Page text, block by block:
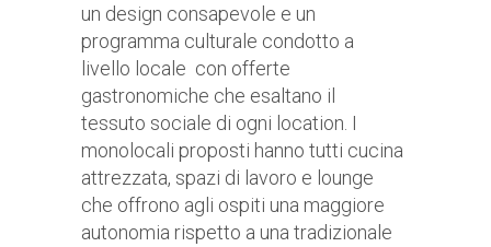
un design consapevole e un
programma culturale condotto a
livello locale con offerte
gastronomiche che esaltano il
tessuto sociale di ogni location. I
monolocali proposti hanno tutti cucina
attrezzata, spazi di lavoro e lounge
che offrono agli ospiti una maggiore
autonomia rispetto a una tradizionale